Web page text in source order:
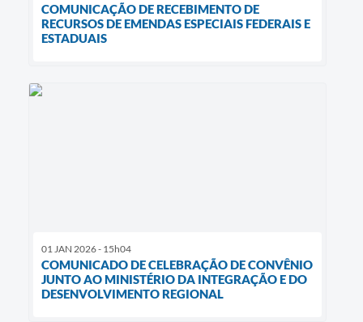
COMUNICAÇÃO DE RECEBIMENTO DE
RECURSOS DE EMENDAS ESPECIAIS FEDERAIS E
ESTADUAIS
01 JAN 2026 - 15h04
COMUNICADO DE CELEBRAÇÃO DE CONVÊNIO
JUNTO AO MINISTÉRIO DA INTEGRAÇÃO E DO
DESENVOLVIMENTO REGIONAL